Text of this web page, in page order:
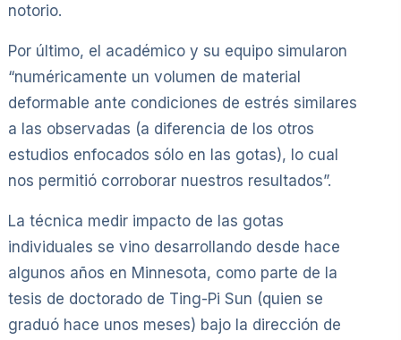
notorio.
Por último, el académico y su equipo simularon
“numéricamente un volumen de material
deformable ante condiciones de estrés similares
a las observadas (a diferencia de los otros
estudios enfocados sólo en las gotas), lo cual
nos permitió corroborar nuestros resultados”.
La técnica medir impacto de las gotas
individuales se vino desarrollando desde hace
algunos años en Minnesota, como parte de la
tesis de doctorado de Ting-Pi Sun (quien se
graduó hace unos meses) bajo la dirección de